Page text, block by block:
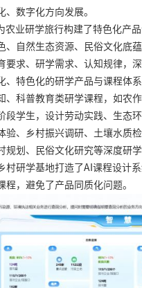
、数字化方向发展。
农业研学旅行构建了特色化产
、自然生态资源、民俗文化底
要求、研学需求、认知规律，
、特色化的研学产品与课程体
、科普教育类研学课程，如农
段学生，设计劳动实践、生态
验、乡村振兴调研、土壤水质
规划、民俗文化研究等深度研
村研学基地打造了AI课程设计
程，避免了产品同质化问题。